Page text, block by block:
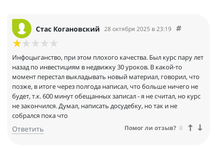
Стас Когановский 28 октября 2025 в 23:19
Инфоцыганство, при этом плохого качества. Был курс пару лет
назад по инвестициям в недвижку 30 уроков. В какой-то
момент перестал выкладывать новый материал, говорил, что
позже, в итоге через полгода написал, что больше ничего не
будет, т.к. 600 минут обещанных записал - я не считал, но курс
не закончился. Думал, написать досудебку, но так и не
собрался пока что
Ответить Помог ли отзыв? 0